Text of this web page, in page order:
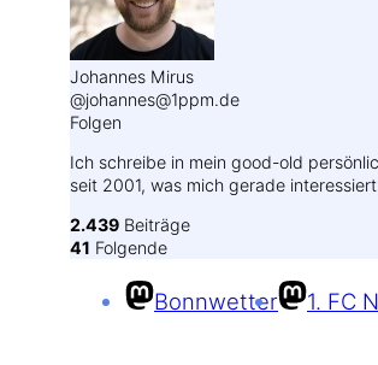
Johannes Mirus
@johannes@1ppm.de
Folgen
Ich schreibe in mein good-old
seit 2001, was mich gerade
2.439 Beiträge
41 Folgende
Bonnwetter 1. FC